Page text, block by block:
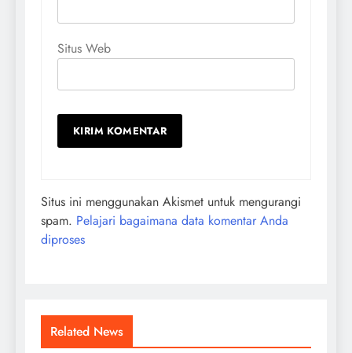
Situs Web
Situs ini menggunakan Akismet untuk mengurangi
spam. Pelajari bagaimana data komentar Anda
diproses
Related News